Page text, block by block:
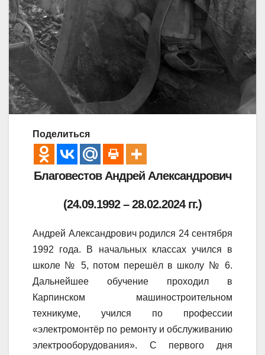
Поделиться
Благовестов Андрей Александрович
(24.09.1992 – 28.02.2024 гг.)
Андрей Александрович родился 24 сентября
1992 года. В начальных классах учился в
школе № 5, потом перешёл в школу № 6.
Дальнейшее обучение проходил в
Карпинском машиностроительном
техникуме, учился по профессии
«электромонтёр по ремонту и обслуживанию
электрооборудования». С первого дня